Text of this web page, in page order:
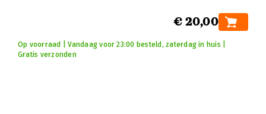
€ 20,00
Op voorraad | Vandaag voor 23:00 besteld, zaterdag in huis |
Gratis verzonden